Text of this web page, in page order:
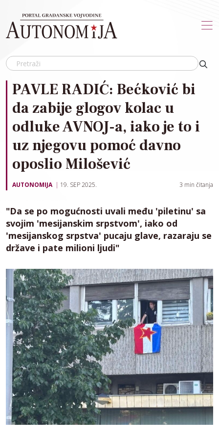
PAVLE RADIĆ: Bećković bi
da zabije glogov kolac u
odluke AVNOJ-a, iako je to i
uz njegovu pomoć davno
oposlio Milošević
AUTONOMIJA 19. SEP 2025. 3 min čitanja
"Da se po mogućnosti uvali među 'piletinu' sa
svojim 'mesijanskim srpstvom', iako od
'mesijanskog srpstva' pucaju glave, razaraju se
države i pate milioni ljudi"